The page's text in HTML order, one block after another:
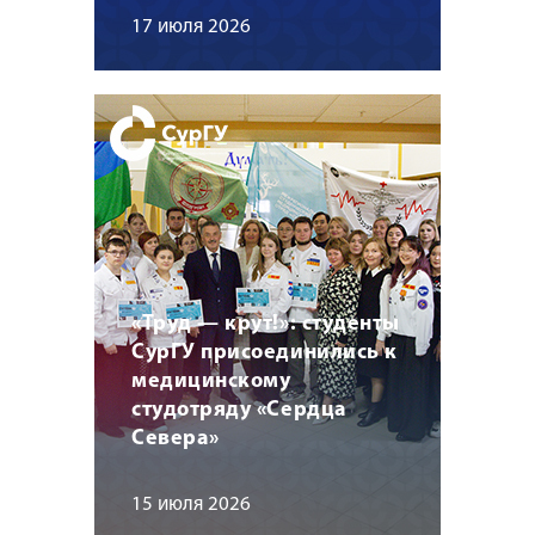
17 июля 2026
«Труд — крут!»: студенты
СурГУ присоединились к
медицинскому
студотряду «Сердца
Севера»
15 июля 2026